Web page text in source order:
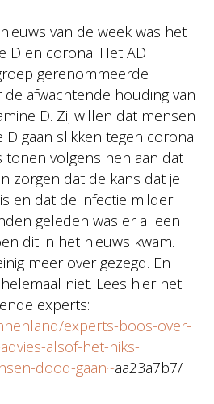
van de week was het
D en corona. Het AD
gerenommeerde
afwachtende houding van
D. Zij willen dat mensen
gaan slikken tegen corona.
tonen volgens hen aan dat
zorgen dat de kans dat je
en dat de infectie milder
geleden was er al een
dit in het nieuws kwam.
meer over gezegd. En
niet. Lees hier het
experts:
experts-boos-over-
alsof-het-niks-
dood-gaan~aa23a7b7/